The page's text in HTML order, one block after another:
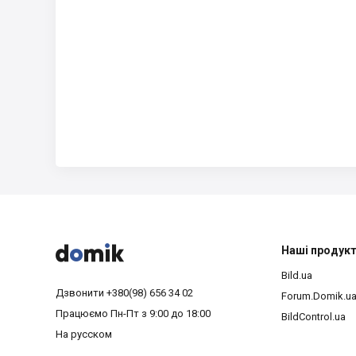



Дзвонити +380(98) 656 34 02
Працюємо Пн-Пт з 9:00 до 18:00
На русском
Наші
Bild.ua
Forum.Domik.ua
BildControl.ua